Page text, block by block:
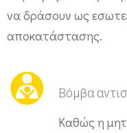
τ
ι
ή
να δράσουν ως
αποκατάστασης.
Βόμβα
Καθώς η